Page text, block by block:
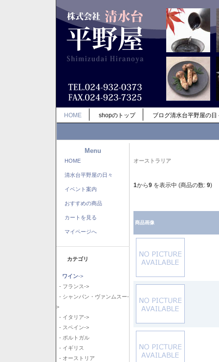
HOME shopのトップ ブログ清水台平野屋の日
Menu
HOME
清水台平野屋の日々
イベント案内
おすすめの商品
カートを見る
マイページへ
カテゴリ
ワイン->
- フランス->
- シャンパン・ヴァンムスー-
>
- イタリア->
- スペイン->
- ポルトガル
- イギリス
- オーストリア
オーストラリア
1から9 を表示中 (商品の数: 9)
商品画像